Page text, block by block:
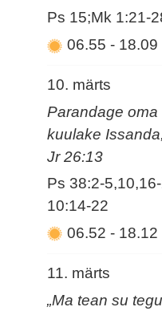
Ps 15;Mk 1:21-
06.55- 18.09
10. märts
Parandage
kuulake
Jr 26:13
Ps 38:2-
10:14-22
06.52- 18.12
11. märts
„Ma tean su